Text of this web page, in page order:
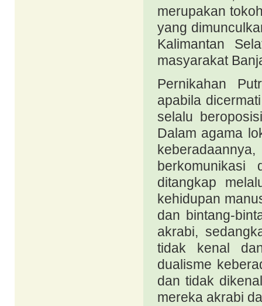
merupakan
yang
Kalimantan
masyarakat
Pernikahan
apabila
selalu
Dalam agama
berkomunikasi
ditangkap
kehidupan
dan bintang-
akrabi,
tidak kenal
dualisme
dan tidak
mereka akrabi